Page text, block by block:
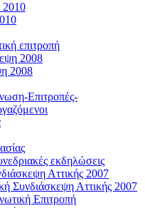
2010
επιτροπή
2008
2008
Επιτροπές-
εκδηλώσεις
Αττικής 2007
Συνδιάσκεψη Αττικής 2007
Επιτροπή